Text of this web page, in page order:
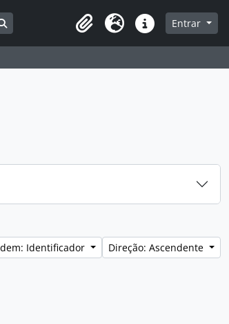
Busque na página de navegação
Clipboard
Idioma Ligações rápidas
Entrar
Identificador
Direção: Ascendente